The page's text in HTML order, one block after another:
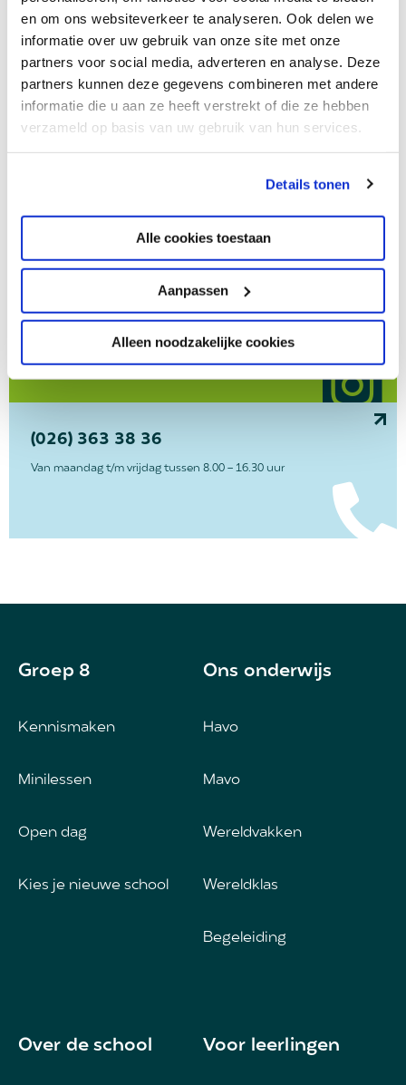
en om ons websiteverkeer te analyseren. Ook delen we
informatie over uw gebruik van onze site met onze
partners voor social media, adverteren en analyse. Deze
partners kunnen deze gegevens combineren met andere
informatie die u aan ze heeft verstrekt of die ze hebben
verzameld op basis van uw gebruik van hun services.
Details tonen
Alle cookies toestaan
Aanpassen
Alleen noodzakelijke cookies
menu
Wij helpen je graag!
Geen antwoord gevonden op je vraag? Zo kun je
contact opnemen
Stel je vraag via Instagram
(026) 363 38 36
Van maandag t/m vrijdag tussen 8.00 - 16.30 uur
Groep 8
Kennismaken
Minilessen
Open dag
Kies je nieuwe school
Ons onderwijs
Havo
Mavo
Wereldvakken
Wereldklas
Begeleiding
Over de school Voor leerlingen